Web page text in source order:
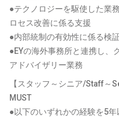
●テクノロジーを駆使した業
ロセス改善に係る支援
●内部統制の有効性に係る検
●EYの海外事務所と連携し、
アドバイザリー業務
【スタッフ～シニア/Staff～
MUST
●以下のいずれかの経験を5年